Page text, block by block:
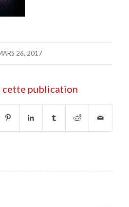
26, 2017
cette publication